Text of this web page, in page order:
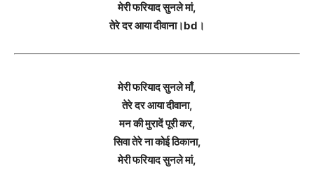
मेरी फरियाद सुनले मां,
तेरे दर आया दीवाना।bd।
मेरी फरियाद सुनले माँ,
तेरे दर आया दीवाना,
मन की मुरादें पूरी कर,
सिवा तेरे ना कोई ठिकाना,
मेरी फरियाद सुनले मां,